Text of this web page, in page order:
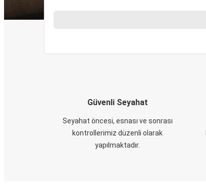
Güvenli Seyahat
Seyahat öncesi, esnası ve sonrası
kontrollerimiz düzenli olarak
yapılmaktadır.